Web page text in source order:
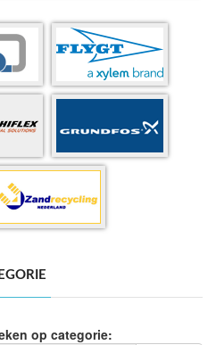
op categorie: